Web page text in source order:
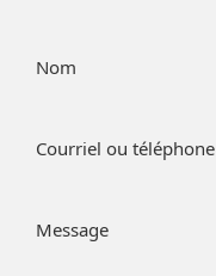
Nom
Courriel ou téléphone
Message